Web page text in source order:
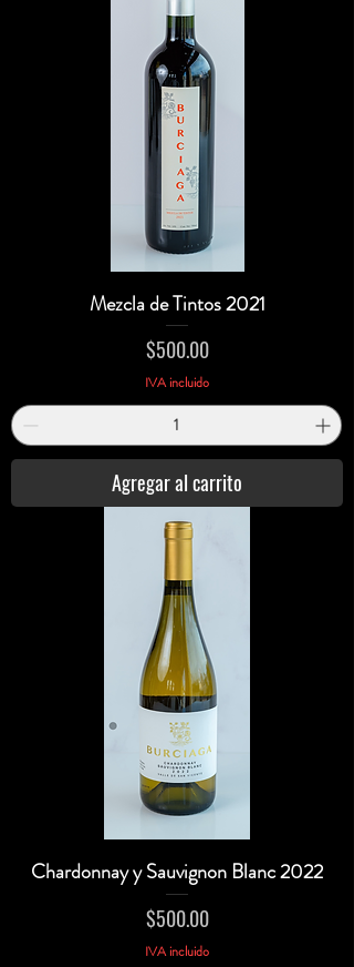
Mezcla de Tintos 2021
Precio
$500.00
IVA incluido
Agregar al carrito
Chardonnay y Sauvignon Blanc 2022
Precio
$500.00
IVA incluido